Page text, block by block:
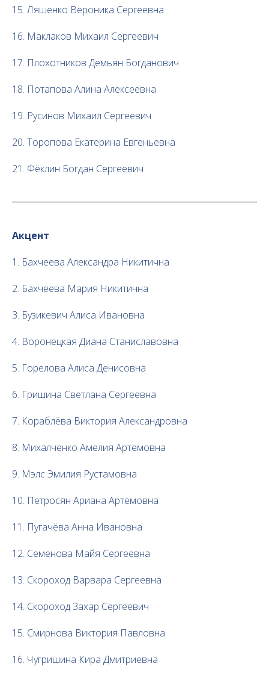
15. Ляшенко Вероника Сергеевна
16. Маклаков Михаил Сергеевич
17. Плохотников Демьян Богданович
18. Потапова Алина Алексеевна
19. Русинов Михаил Сергеевич
20. Торопова Екатерина Евгеньевна
21. Фёклин Богдан Сергеевич
Акцент
1. Бахчеева Александра Никитична
2. Бахчеева Мария Никитична
3. Бузикевич Алиса Ивановна
4. Воронецкая Диана Станиславовна
5. Горелова Алиса Денисовна
6. Гришина Светлана Сергеевна
7. Кораблёва Виктория Александровна
8. Михалченко Амелия Артемовна
9. Мэлс Эмилия Рустамовна
10. Петросян Ариана Артёмовна
11. Пугачёва Анна Ивановна
12. Семенова Майя Сергеевна
13. Скороход Варвара Сергеевна
14. Скороход Захар Сергеевич
15. Смирнова Виктория Павловна
16. Чугришина Кира Дмитриевна